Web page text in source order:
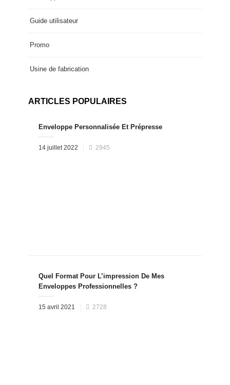
Guide utilisateur
Promo
Usine de fabrication
ARTICLES POPULAIRES
Enveloppe Personnalisée Et Prépresse
Posted
14 juillet 2022 2945
Quel Format Pour L’impression De Mes
Enveloppes Professionnelles ?
Posted
15 avril 2021 2728